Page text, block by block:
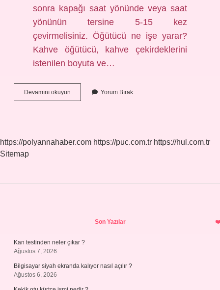
sonra kapağı saat yönünde veya saat
yönünün tersine 5-15 kez
çevirmelisiniz. Öğütücü ne işe yarar?
Kahve öğütücü, kahve çekirdeklerini
istenilen boyuta ve…
Devamını okuyun
Nedir
Yorum Bırak
https://polyannahaber.com https://puc.com.tr https://hul.com.tr
Sitemap
Son Yazılar
Kan testinden neler çıkar ?
Ağustos 7, 2026
Bilgisayar siyah ekranda kalıyor nasıl açılır ?
Ağustos 6, 2026